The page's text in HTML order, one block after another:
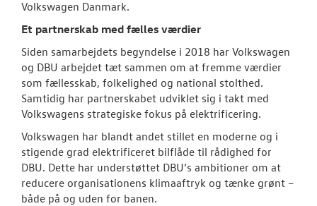
Volkswagen Danmark.
Et partnerskab med fælles værdier
Siden samarbejdets begyndelse i 2018 har Volkswagen
og DBU arbejdet tæt sammen om at fremme værdier
som fællesskab, folkelighed og national stolthed.
Samtidig har partnerskabet udviklet sig i takt med
Volkswagens strategiske fokus på elektrificering.
Volkswagen har blandt andet stillet en moderne og i
stigende grad elektrificeret bilflåde til rådighed for
DBU. Dette har understøttet DBU’s ambitioner om at
reducere organisationens klimaaftryk og tænke grønt –
både på og uden for banen.